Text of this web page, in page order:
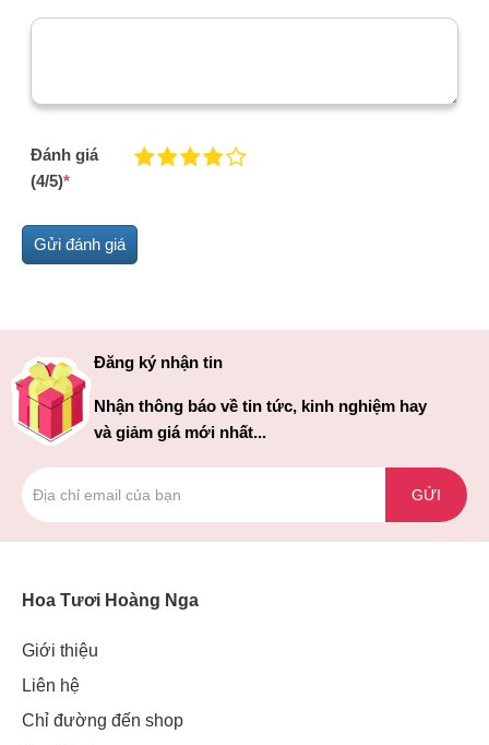
Đánh giá
(4/5)*
Đăng ký nhận tin
Nhận thông báo về tin tức, kinh nghiệm hay
và giảm giá mới nhất...
GỬI
Hoa Tươi Hoàng Nga
Giới thiệu
Liên hệ
Chỉ đường đến shop